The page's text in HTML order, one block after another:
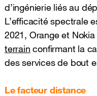
d’ingénierie liés au
L’efficacité spectrale
2021, Orange et
terrain confirmant la
des services de bout
Le facteur distance